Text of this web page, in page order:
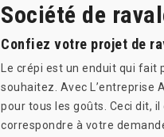
Société de
Confiez votre projet de
Le crépi est un enduit qui
souhaitez. Avec L’entreprise
pour tous les goûts. Ceci dit,
correspondre à votre